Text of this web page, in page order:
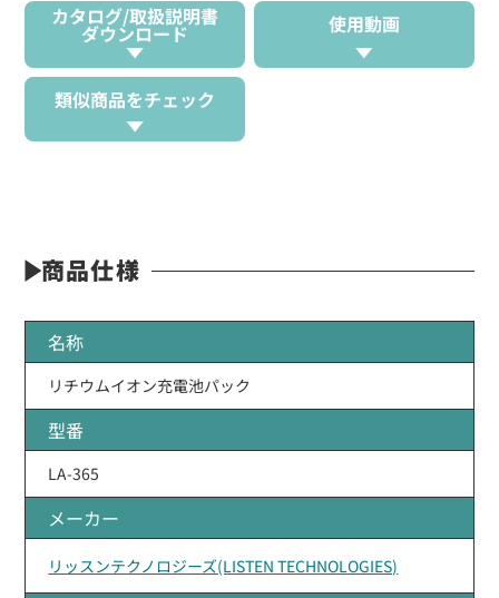
カタログ/取扱説明書
ダウンロード 使用動画
類似商品をチェック
商品仕様
名称
リチウムイオン充電池パック
型番
LA-365
メーカー
リッスンテクノロジーズ(LISTEN TECHNOLOGIES)